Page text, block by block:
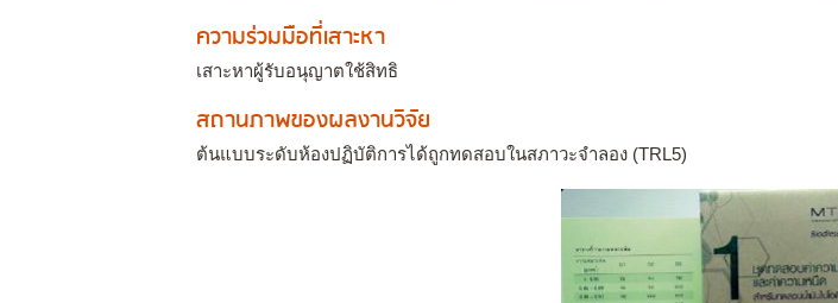
ความร่วมมือที่เสาะหา
เสาะหาผู้รับอนุญาตใช้สิทธิ
สถานภาพของผลงานวิจัย
ต้นแบบระดับห้องปฏิบัติการได้ถูกทดสอบในสภาวะจำลอง (TRL5)